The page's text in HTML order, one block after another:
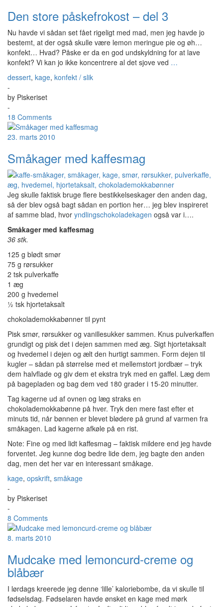
Den store påskefrokost – del 3
Nu havde vi sådan set fået rigeligt med mad, men jeg havde jo
bestemt, at der også skulle være lemon meringue pie og øh…
konfekt… Hvad? Påske er da en god undskyldning for at lave
konfekt? Vi kan jo ikke koncentrere al det sjove ved …
dessert, kage, konfekt / slik
-
by Piskeriset
-
18 Comments
23. marts 2010
Småkager med kaffesmag
Jeg skulle faktisk bruge flere bestikkelseskager den anden dag,
så der blev også bagt sådan en portion her… jeg blev inspireret
af samme blad, hvor yndlingschokoladekagen også var i….
Småkager med kaffesmag
36 stk.
125 g blødt smør
75 g rørsukker
2 tsk pulverkaffe
1 æg
200 g hvedemel
½ tsk hjortetaksalt
chokolademokkabønner til pynt
Pisk smør, rørsukker og vanillesukker sammen. Knus pulverkaffen
grundigt og pisk det i dejen sammen med æg. Sigt hjortetaksalt
og hvedemel i dejen og ælt den hurtigt sammen. Form dejen til
kugler – sådan på størrelse med et mellemstort jordbær – tryk
dem halvflade og giv dem et ekstra tryk med en gaffel. Læg dem
på bagepladen og bag dem ved 180 grader i 15-20 minutter.
Tag kagerne ud af ovnen og læg straks en
chokolademokkabønne på hver. Tryk den mere fast efter et
minuts tid, når bønnen er blevet blødere på grund af varmen fra
småkagen. Lad kagerne afkøle på en rist.
Note: Fine og med lidt kaffesmag – faktisk mildere end jeg havde
forventet. Jeg kunne dog bedre lide dem, jeg bagte den anden
dag, men det her var en interessant småkage.
kage, opskrift, småkage
-
by Piskeriset
-
8 Comments
8. marts 2010
Mudcake med lemoncurd-creme og
blåbær
I lørdags kreerede jeg denne ‘lille’ kaloriebombe, da vi skulle til
fødselsdag. Fødselaren havde ønsket en kage med mørk